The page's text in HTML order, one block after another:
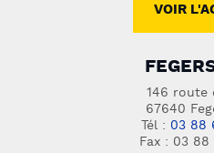
VOIR
146 route
67640
Tél : 03 88
Fax : 03